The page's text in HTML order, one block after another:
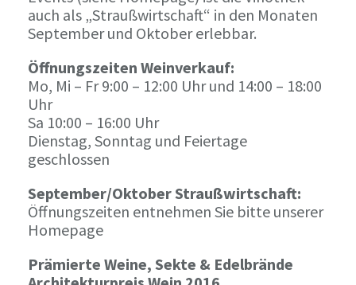
auch als „Straußwirtschaft“ in den Monaten
September und Oktober erlebbar.
Öffnungszeiten Weinverkauf:
Mo, Mi – Fr 9:00 – 12:00 Uhr und 14:00 – 18:00
Uhr
Sa 10:00 – 16:00 Uhr
Dienstag, Sonntag und Feiertage
geschlossen
September/Oktober Straußwirtschaft:
Öffnungszeiten entnehmen Sie bitte unserer
Homepage
Prämierte Weine, Sekte & Edelbrände